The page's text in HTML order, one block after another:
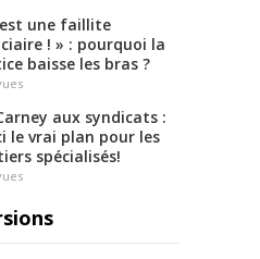
une faillite
! » : pourquoi la
baisse les bras ?
aux syndicats :
le vrai plan pour les
spécialisés!